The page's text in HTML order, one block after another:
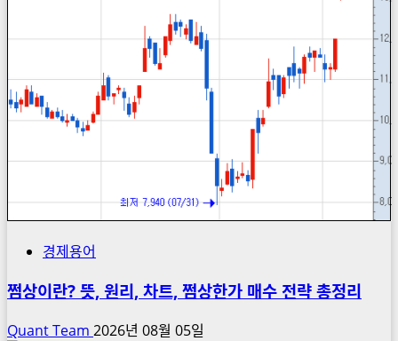
경제용어
쩜상이란? 뜻, 원리, 차트, 쩜상한가 매수 전략 총정리
Quant Team 2026년 08월 05일